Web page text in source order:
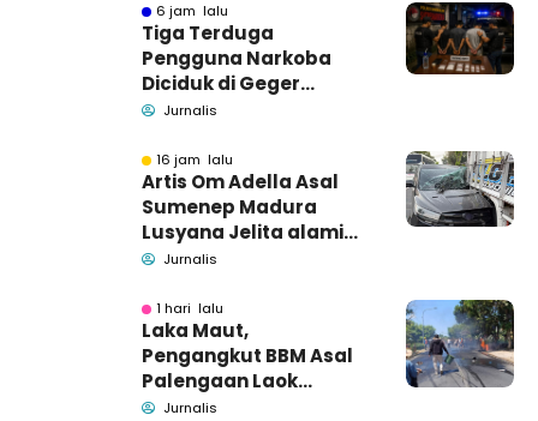
6 jam lalu
Tiga Terduga
Pengguna Narkoba
Diciduk di Geger
Bangkalan, Polisi Masih
Barang Bukti
Jurnalis
16 jam lalu
Artis Om Adella Asal
Sumenep Madura
Lusyana Jelita alami
kecelakaan di Wonogiri
Jurnalis
1 hari lalu
Laka Maut,
Pengangkut BBM Asal
Palengaan Laok
Pamekasan Meninggal
Jurnalis